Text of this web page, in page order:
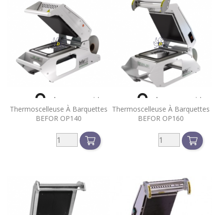
Thermoscelleuse À Barquettes
BEFOR OP140
 Aperçu rapide
Thermoscelleuse À Barquettes
BEFOR OP160
 Aperçu rapide